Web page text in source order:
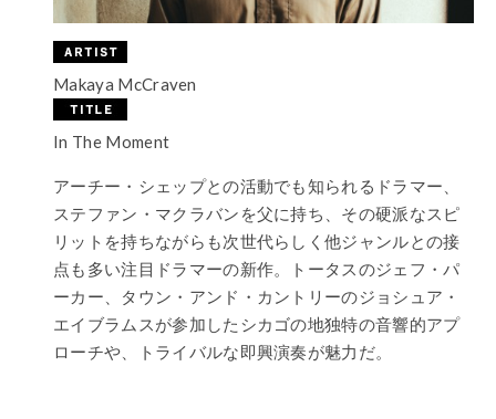
Makaya McCraven
In The Moment
アーチー・シェップとの活動でも知られるドラマー、
ステファン・マクラバンを父に持ち、その硬派なスピ
リットを持ちながらも次世代らしく他ジャンルとの接
点も多い注目ドラマーの新作。トータスのジェフ・パ
ーカー、タウン・アンド・カントリーのジョシュア・
エイブラムスが参加したシカゴの地独特の音響的アプ
ローチや、トライバルな即興演奏が魅力だ。